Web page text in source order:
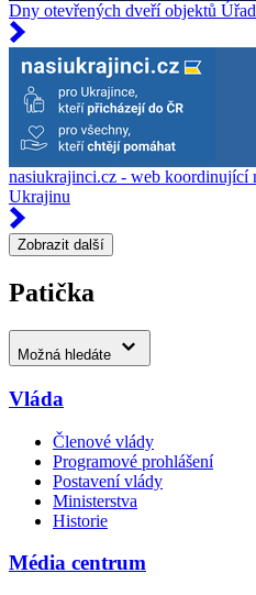
Dny otevřených dveří objektů
nasiukrajinci.cz - web koordinující
Ukrajinu
Zobrazit další
Patička
Možná hledáte
Vláda
Členové vlády
Programové prohlášení
Postavení vlády
Ministerstva
Historie
Média centrum